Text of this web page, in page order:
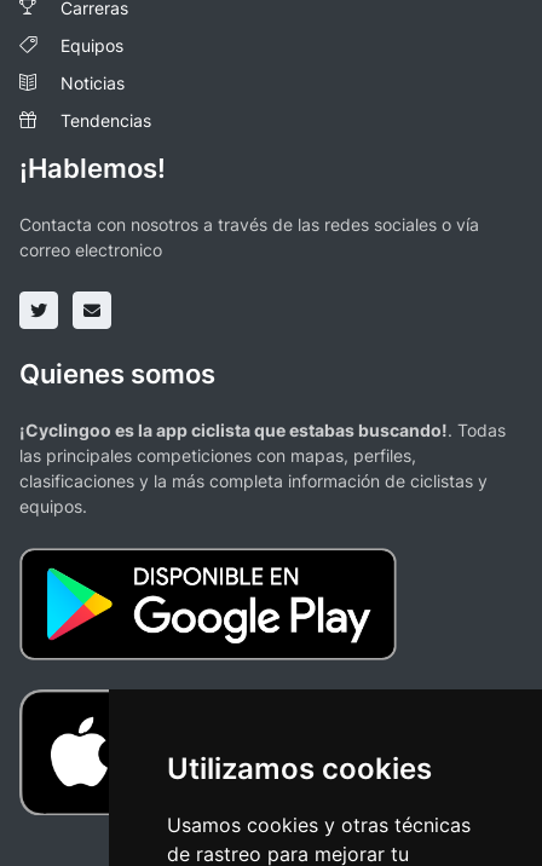
Utilizamos cookies
Usamos cookies y otras técnicas
de rastreo para mejorar tu
Carreras
Equipos
Noticias
Tendencias
¡Hablemos!
Contacta con nosotros a través de las redes sociales o vía
correo electronico
Quienes somos
¡Cyclingoo es la app ciclista que estabas buscando!. Todas
las principales competiciones con mapas, perfiles,
clasificaciones y la más completa información de ciclistas y
equipos.